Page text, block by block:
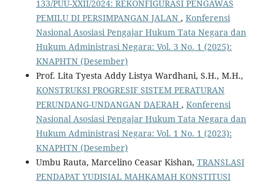
133/PUU-XXII/2024: REKONFIGURASI PENGAWAS
PEMILU DI PERSIMPANGAN JALAN , Konferensi
Nasional Asosiasi Pengajar Hukum Tata Negara dan
Hukum Administrasi Negara: Vol. 3 No. 1 (2025):
KNAPHTN (Desember)
Prof. Lita Tyesta Addy Listya Wardhani, S.H., M.H.,
KONSTRUKSI PROGRESIF SISTEM PERATURAN
PERUNDANG-UNDANGAN DAERAH , Konferensi
Nasional Asosiasi Pengajar Hukum Tata Negara dan
Hukum Administrasi Negara: Vol. 1 No. 1 (2023):
KNAPHTN (Desember)
Umbu Rauta, Marcelino Ceasar Kishan, TRANSLASI
PENDAPAT YUDISIAL MAHKAMAH KONSTITUSI